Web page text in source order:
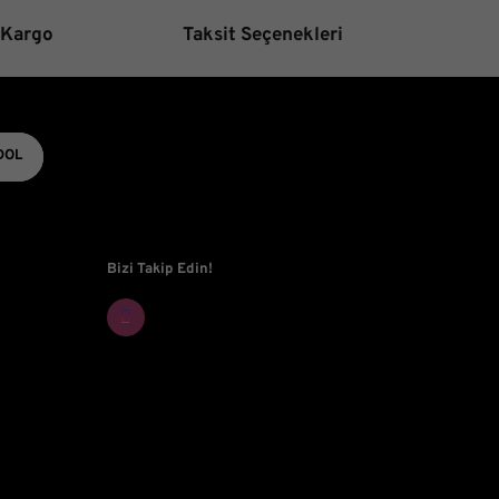
Taksit Seçenekleri
Bizi Takip Edin!